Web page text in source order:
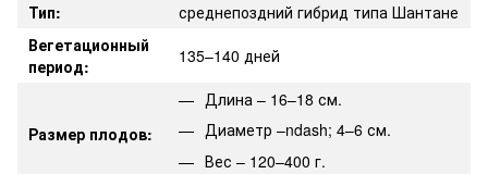
Тип:
среднепоздний гибрид типа Шантане
Вегетационный
период:
135–140 дней
Размер плодов:
Длина – 16–18 см.
Диаметр –ndash; 4–6 см.
Вес – 120–400 г.